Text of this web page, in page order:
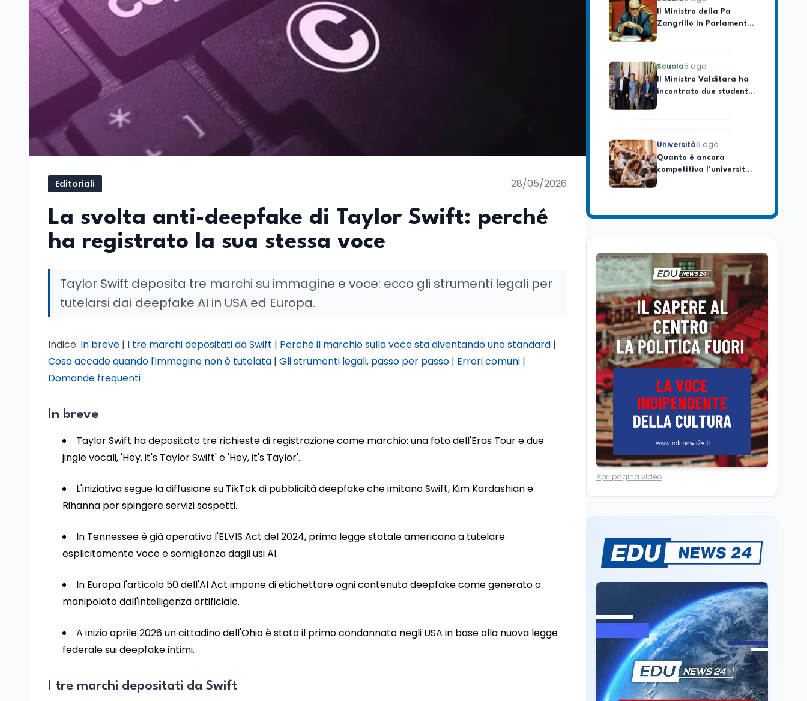
Editoriali 28/05/2026
La svolta anti-deepfake di Taylor Swift: perché
ha registrato la sua stessa voce
Taylor Swift deposita tre marchi su immagine e voce: ecco gli strumenti legali per
tutelarsi dai deepfake AI in USA ed Europa.
Indice: In breve | I tre marchi depositati da Swift | Perché il marchio sulla voce sta diventando uno standard |
Cosa accade quando l'immagine non è tutelata | Gli strumenti legali, passo per passo | Errori comuni |
Domande frequenti
In breve
Taylor Swift ha depositato tre richieste di registrazione come marchio: una foto dell'Eras Tour e due
jingle vocali, 'Hey, it's Taylor Swift' e 'Hey, it's Taylor'.
L'iniziativa segue la diffusione su TikTok di pubblicità deepfake che imitano Swift, Kim Kardashian e
Rihanna per spingere servizi sospetti.
In Tennessee è già operativo l'ELVIS Act del 2024, prima legge statale americana a tutelare
esplicitamente voce e somiglianza dagli usi AI.
In Europa l'articolo 50 dell'AI Act impone di etichettare ogni contenuto deepfake come generato o
manipolato dall'intelligenza artificiale.
A inizio aprile 2026 un cittadino dell'Ohio è stato il primo condannato negli USA in base alla nuova legge
federale sui deepfake intimi.
I tre marchi depositati da Swift
Zangrillo in Parlamento:
"12 miliardi per l'edilizia
Scuola5 ago
Il Ministro Valditara ha
incontrato due studenti
palestinesi giunti da
Università6 ago
Quanto è ancora
competitiva l'università
italiana? Cosa dicono i
Lavoro5 ago
Volontariato, firmata
l’intesa triennale tra
Ministero del Lavoro e
CSVnet ETS
Scuola5 ago
Il Ministro della Pa
Zangrillo in Parlamento:
"12 miliardi per l'edilizia
e la sicurezza delle
scuole con risorse Pnrr"
Scuola5 ago
Il Ministro Valditara ha
incontrato due studenti
superato la Maturità in
Italia
Università6 ago
Quanto è ancora
Università
Consiglio di Stato:
scorrere la graduatoria
dopo il semestre filtro
Lavoro5 ago
Volontariato, firmata
l’intesa triennale tra
Ministero del Lavoro e
CSVnet ETS
Scuola5 ago
Il Ministro della Pa
Zangrillo in Parlamento:
Apri pagina video